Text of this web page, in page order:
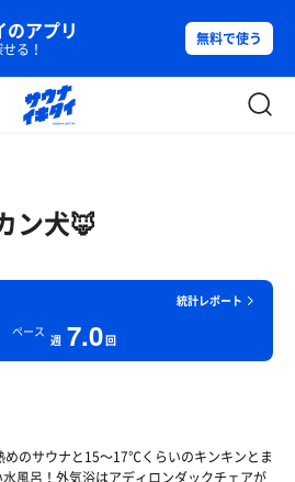
のアプリ
る！
無料で使う
ン犬🦊
統計レポート
ペース
週 7.0回
のサウナと15〜17℃くらいのキンキンとま
風呂！外気浴はアディロンダックチェアが